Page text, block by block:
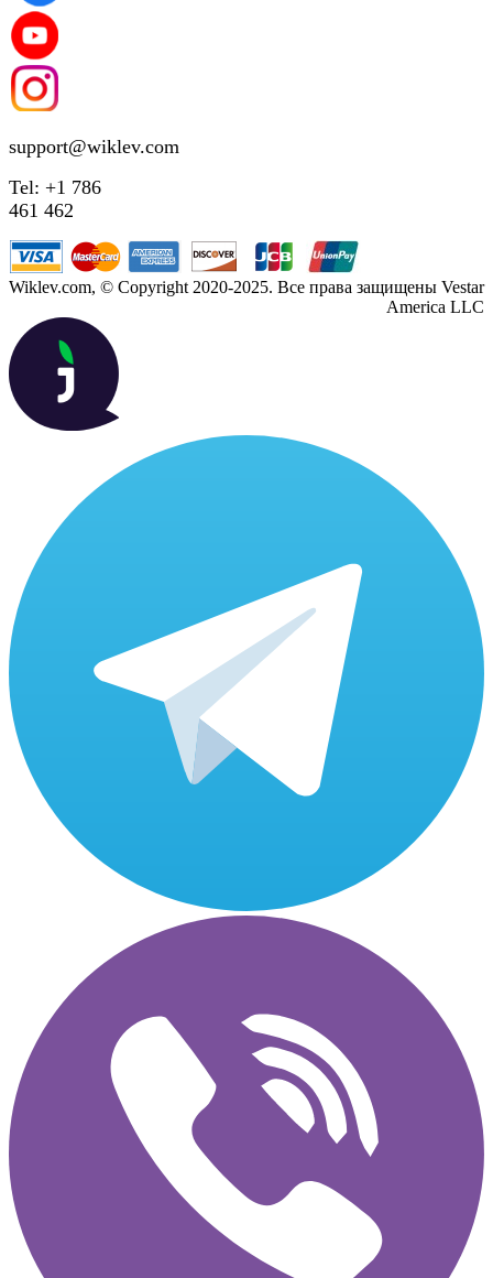
support@wiklev.com
Tel: +1 786
461 462
Wiklev.com, © Copyright 2020-2025. Все права защищены Vestar
America LLC